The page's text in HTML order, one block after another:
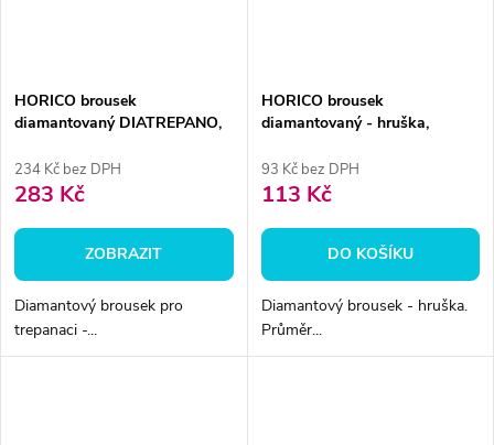
HORICO brousek
diamantovaný DIATREPANO,
234 Kč bez DPH
283 Kč
ZOBRAZIT
Diamantový brousek pro
trepanaci -...
HORICO brousek
diamantovaný - hruška,
93 Kč bez DPH
113 Kč
DO KOŠÍKU
Diamantový brousek - hruška.
Průměr...